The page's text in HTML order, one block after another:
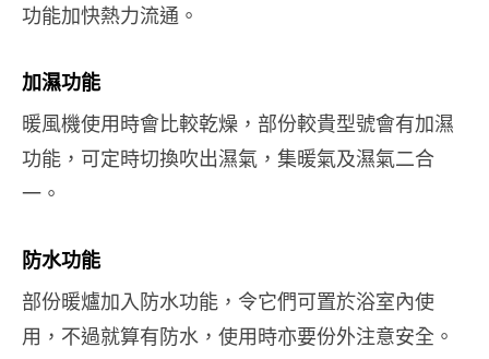
功能加快熱力流通。
加濕功能
暖風機使用時會比較乾燥，部份較貴型號會有加濕
功能，可定時切換吹出濕氣，集暖氣及濕氣二合
一。
防水功能
部份暖爐加入防水功能，令它們可置於浴室內使
用，不過就算有防水，使用時亦要份外注意安全。